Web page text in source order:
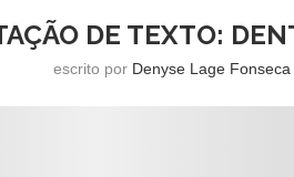
DE TEXTO:
escrito por Denyse Lage Fonseca